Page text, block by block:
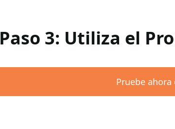
Paso 3: Utiliza el
Pruebe ahora